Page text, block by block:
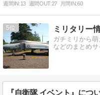
週間IN:13 週間OUT:27 月間IN:60
5 ミリタリー
ガチミリから
などのまとめサ